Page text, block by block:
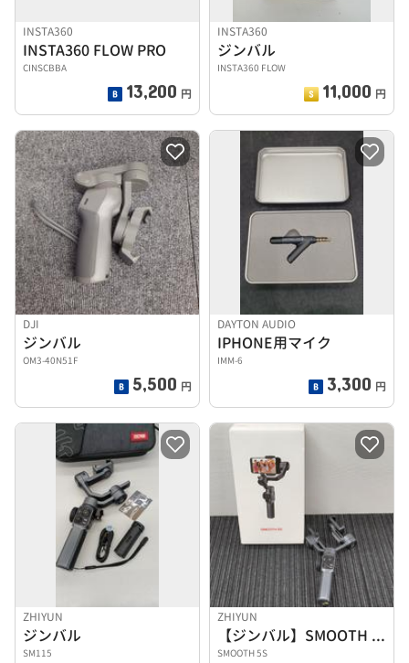
INSTA360
INSTA360 FLOW PRO
CINSCBBA
13,200 円
INSTA360
ジンバル
INSTA360 FLOW
11,000 円
DJI
ジンバル
OM3-40N51F
5,500 円
DAYTON AUDIO
IPHONE用マイク
IMM-6
3,300 円
ZHIYUN
ジンバル
SM115
ZHIYUN
【ジンバル】SMOOTH 5S
SMOOTH 5S